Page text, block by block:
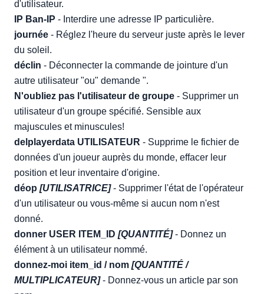
d'utilisateur.
IP Ban-IP - Interdire une adresse IP particulière.
journée - Réglez l'heure du serveur juste après le lever
du soleil.
déclin - Déconnecter la commande de jointure d'un
autre utilisateur "ou" demande ".
N'oubliez pas l'utilisateur de groupe - Supprimer un
utilisateur d'un groupe spécifié. Sensible aux
majuscules et minuscules!
delplayerdata UTILISATEUR - Supprime le fichier de
données d'un joueur auprès du monde, effacer leur
position et leur inventaire d'origine.
déop [UTILISATRICE]- Supprimer l'état de l'opérateur
d'un utilisateur ou vous-même si aucun nom n'est
donné.
donner USER ITEM_ID [QUANTITÉ]- Donnez un
élément à un utilisateur nommé.
donnez-moi item_id / nom [QUANTITÉ /
MULTIPLICATEUR]- Donnez-vous un article par son